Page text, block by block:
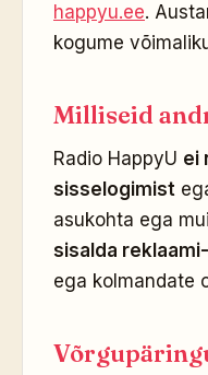
happyu.ee.
kogume
Milliseid
Radio HappyU ei
sisselogimist
asukohta ega
sisalda
ega kolmandate